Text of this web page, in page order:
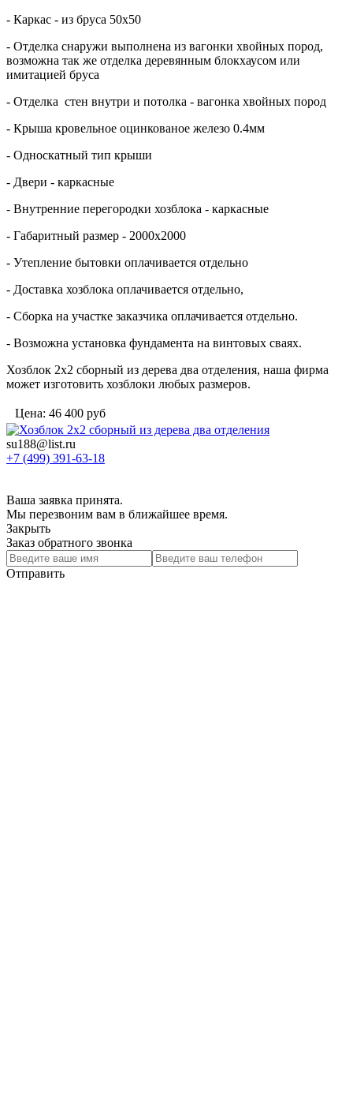
- Каркас - из бруса 50х50
- Отделка снаружи выполнена из вагонки хвойных пород,
возможна так же отделка деревянным блокхаусом или
имитацией бруса
- Отделка стен внутри и потолка - вагонка хвойных пород
- Крыша кровельное оцинкованое железо 0.4мм
- Односкатный тип крыши
- Двери - каркасные
- Внутренние перегородки хозблока - каркасные
- Габаритный размер - 2000х2000
- Утепление бытовки оплачивается отдельно
- Доставка хозблока оплачивается отдельно,
- Сборка на участке заказчика оплачивается отдельно.
- Возможна установка фундамента на винтовых сваях.
Хозблок 2х2 сборный из дерева два отделения, наша фирма
может изготовить хозблоки любых размеров.
Цена: 46 400 руб
su188@list.ru
+7 (499) 391-63-18
Ваша заявка принята.
Мы перезвоним вам в ближайшее время.
Закрыть
Заказ обратного звонка
Отправить